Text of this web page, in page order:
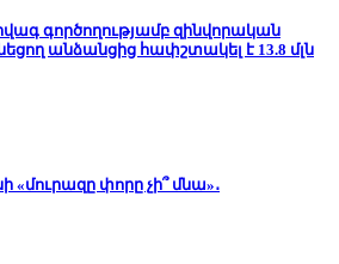
գործողությամբ զինվորական
անձանցից հափշտակել է 13.8 մլն
«մուրազը փորը չի՞ մնա»․